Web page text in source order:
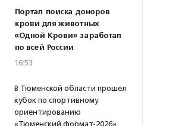
Портал поиска доноров
крови для животных
«Одной Крови» заработал
по всей России
16:53
В Тюменской области прошел
кубок по спортивному
ориентированию
«Тюменский формат-2026»